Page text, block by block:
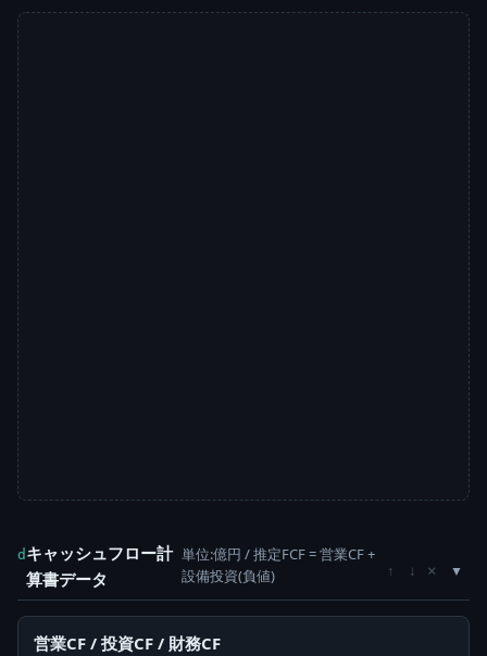
d キャッシュフロー計
算書データ
単位:億円 / 推定FCF = 営業CF +
設備投資(負値)
↑ ↓ ×
営業CF / 投資CF / 財務CF